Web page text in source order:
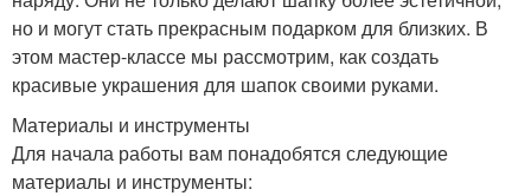
но и могут стать прекрасным подарком для близких. В
этом мастер-классе мы рассмотрим, как создать
красивые украшения для шапок своими руками.
Материалы и инструменты
Для начала работы вам понадобятся следующие
материалы и инструменты: